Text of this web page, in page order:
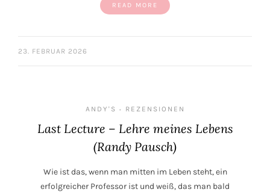
READ MORE
23. FEBRUAR 2026
ANDY'S • REZENSIONEN
Last Lecture – Lehre meines Lebens
(Randy Pausch)
Wie ist das, wenn man mitten im Leben steht, ein
erfolgreicher Professor ist und weiß, das man bald